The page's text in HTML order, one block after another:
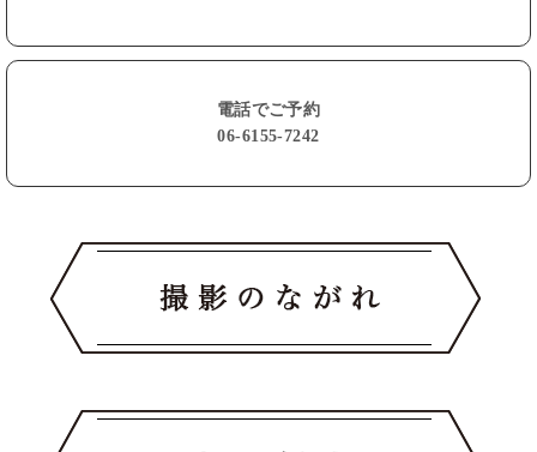
電話でご予約
06-6155-7242